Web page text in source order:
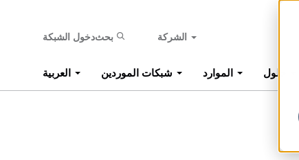
الشركة بحثدخول الشبكة
حلول الموارد شبكات الموردين العربية